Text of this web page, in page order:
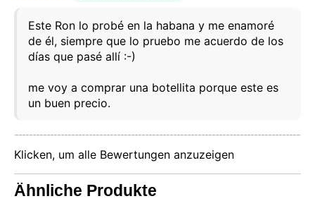
Este Ron lo probé en la habana y me enamoré
de él, siempre que lo pruebo me acuerdo de los
días que pasé allí :-)
me voy a comprar una botellita porque este es
un buen precio.
Klicken, um alle Bewertungen anzuzeigen
Ähnliche Produkte
Konto zuzugreifen und Ihren Warenkorb zu
speichern, die Sicherheit zu gewährleisten,
Benutzerentscheidungen zu speichern, unsere
Marketingzwecken. Sie können die gesamte nicht
wesentliche Verarbeitung ablehnen, indem Sie nur
die erforderlichen Cookies akzeptieren. Sie können